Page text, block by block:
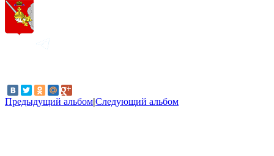
Предыдущий альбом|Следующий альбом